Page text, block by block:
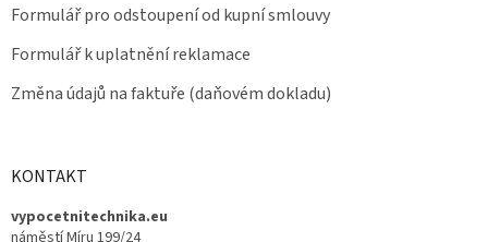
Formulář pro odstoupení od kupní smlouvy
Formulář k uplatnění reklamace
Změna údajů na faktuře (daňovém dokladu)
KONTAKT
vypocetnitechnika.eu
náměstí Míru 199/24